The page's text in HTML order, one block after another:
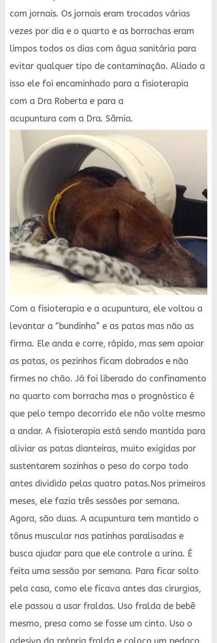
com jornais. Os jornais eram trocados várias
vezes por dia e o quarto e as borrachas eram
limpos todos os dias com água sanitária para
evitar qualquer tipo de contaminação. Aliado a
isso ele foi encaminhado para a fisioterapia
com a Dra Roberta e para a
acupuntura com a Dra. Sâmia.
Com a fisioterapia e a acupuntura, ele voltou a
levantar a “bundinha” e as patas mas não as
firma. Ele anda e corre, rápido, mas sem apoiar
as patas, os pezinhos ficam dobrados e não
firmes no chão. Já foi liberado do confinamento
no quarto com borracha mas o prognóstico é
que pelo tempo decorrido ele não volte mesmo
a andar. A fisioterapia está sendo mantida para
aliviar as patas dianteiras, muito exigidas por
sustentarem sozinhas o peso do corpo todo
antes dividido pelas quatro patas.Nos primeiros
meses, ele fazia três sessões por semana.
Agora, são duas. A acupuntura tem mantido o
tônus muscular nas patinhas paralisadas e
busca ajudar para que ele controle a urina. É
feita uma sessão por semana. Para ficar solto
pela casa, como ele ficava antes das cirurgias,
ele passou a usar fraldas. Uso fralda de bebê
mesmo, presa como se fosse um cinto. Uso o